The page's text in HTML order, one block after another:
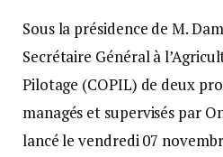
Sous la présidence de M.
Secrétaire Général à
Pilotage (COPIL) de deux
managés et supervisés par
lancé le vendredi 07